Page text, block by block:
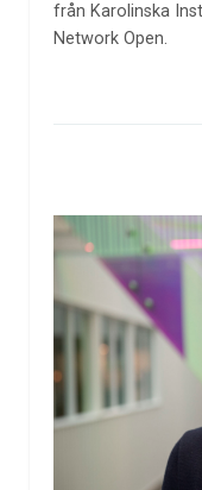
från Karolinska
Network Open.